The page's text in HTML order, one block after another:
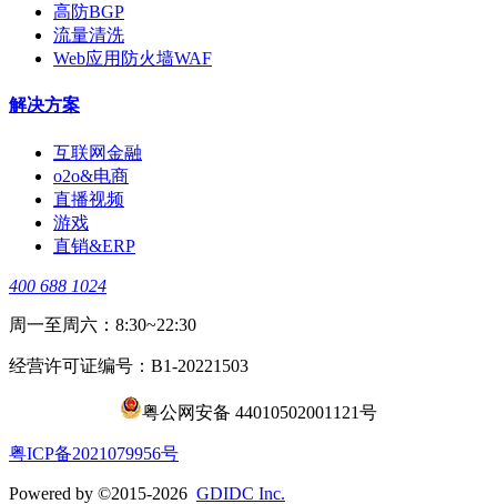
高防BGP
流量清洗
Web应用防火墙WAF
解决方案
互联网金融
o2o&电商
直播视频
游戏
直销&ERP
400 688 1024
周一至周六：8:30~22:30
经营许可证编号：B1-20221503
粤公网安备 44010502001121号
​粤ICP备2021079956号
Powered by ©2015-2026 GDIDC Inc.